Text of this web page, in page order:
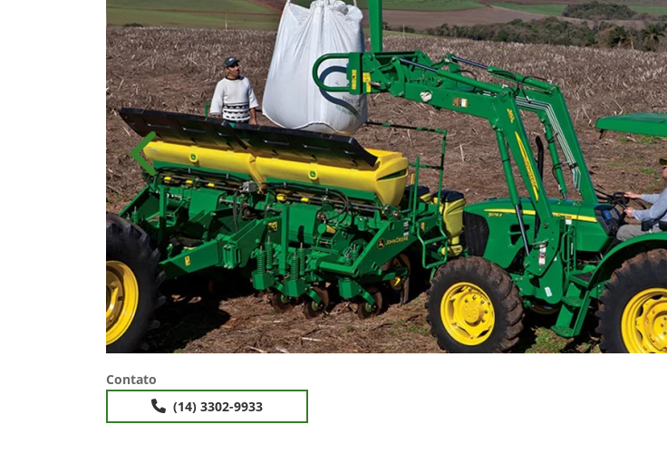
Anterior
Contato
(14) 3302-9933